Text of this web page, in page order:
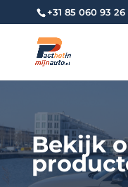
+31 85 060 93 26
Bekijk